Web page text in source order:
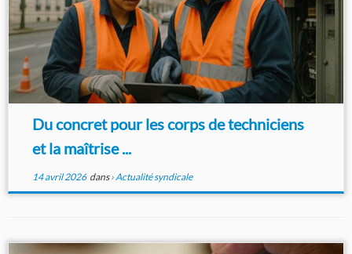
Du concret pour les corps de techniciens
et la maîtrise ...
14 avril 2026dans› Actualité syndicale